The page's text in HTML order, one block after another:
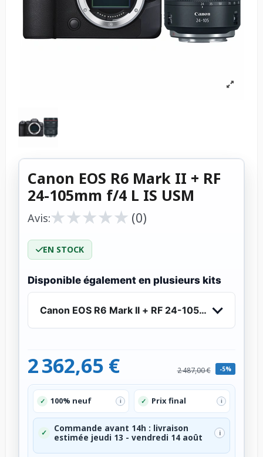
Canon EOS R6 Mark II + RF
24-105mm f/4 L IS USM
Avis:★
★★
★★
★★
★★
★ (0)
EN STOCK
Disponible également en plusieurs kits
Canon EOS R6 Mark II + RF 24-105mm f/4 L IS
2 362,65 € 2 487,00 € -5%
✓ 100% neuf i ✓ Prix final i
✓
Commande avant 14h : livraison
estimée jeudi 13 - vendredi 14 août
i